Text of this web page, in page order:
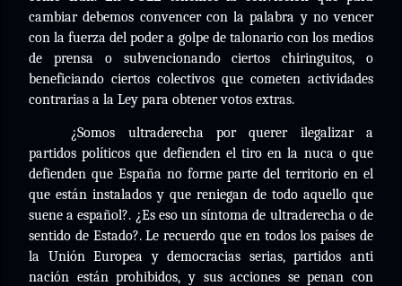
cambiar debemos convencer con la palabra y no vencer
con la fuerza del poder a golpe de talonario con los medios
de prensa o subvencionando ciertos chiringuitos, o
beneficiando ciertos colectivos que cometen actividades
contrarias a la Ley para obtener votos extras.
¿Somos ultraderecha por querer ilegalizar a
partidos políticos que defienden el tiro en la nuca o que
defienden que España no forme parte del territorio en el
que están instalados y que reniegan de todo aquello que
suene a español?. ¿Es eso un síntoma de ultraderecha o de
sentido de Estado?. Le recuerdo que en todos los países de
la Unión Europea y democracias serias, partidos anti
nación están prohibidos, y sus acciones se penan con